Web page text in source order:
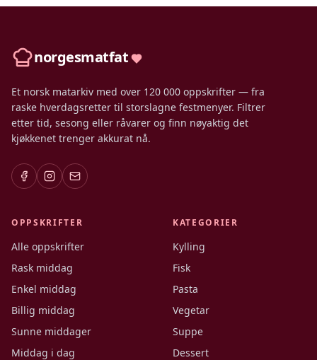
norgesmatfat
Et norsk matarkiv med over 120 000 oppskrifter — fra
raske hverdagsretter til storslagne festmenyer. Filtrer
etter tid, sesong eller råvarer og finn nøyaktig det
kjøkkenet trenger akkurat nå.
OPPSKRIFTER
Alle oppskrifter
Rask middag
Enkel middag
Billig middag
Sunne middager
Middag i dag
KATEGORIER
Kylling
Fisk
Pasta
Vegetar
Suppe
Dessert